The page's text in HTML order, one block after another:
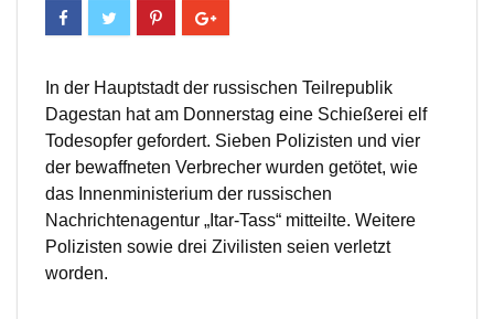
In der Hauptstadt der russischen Teilrepublik
Dagestan hat am Donnerstag eine Schießerei elf
Todesopfer gefordert. Sieben Polizisten und vier
der bewaffneten Verbrecher wurden getötet, wie
das Innenministerium der russischen
Nachrichtenagentur „Itar-Tass“ mitteilte. Weitere
Polizisten sowie drei Zivilisten seien verletzt
worden.